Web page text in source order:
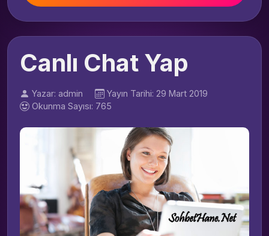
Canlı Chat Yap
Yazar: admin
Yayın Tarihi: 29 Mart 2019
Okunma Sayısı: 765